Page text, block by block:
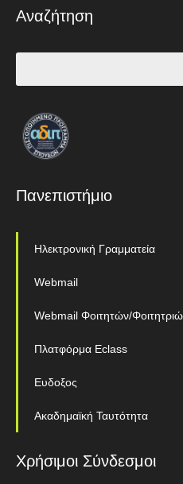
Αναζήτηση
Πανεπιστήμιο
Ηλεκτρονική Γραμματεία
Webmail
Webmail Φοιτητών/
Πλατφόρμα Eclass
Ευδοξος
Ακαδημαϊκή Ταυτότητα
Χρήσιμοι Σύνδεσμοι